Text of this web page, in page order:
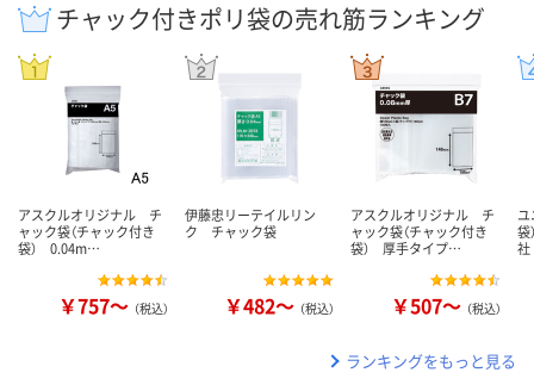
チャック付きポリ袋の売れ筋ランキング
アスクルオリジナル チ
ャック袋（チャック付き
袋） 0.04m…
￥757～ （税込）
伊藤忠リーテイルリン
ク チャック袋
￥482～ （税込）
アスクルオリジナル チ
ャック袋（チャック付き
袋） 厚手タイプ…
￥507～ （税込）
ユ
袋
ランキングをもっと見る